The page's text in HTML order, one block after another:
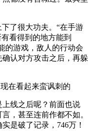
下了很大功夫。“在手游
看得到的地方能到
的游戏，敌人的行动会
认对方攻击之后，再躲
在看起来蛮讽刺的
线之后呢？前面也说
，甚至连前作都不如。
是破了记录，746万！